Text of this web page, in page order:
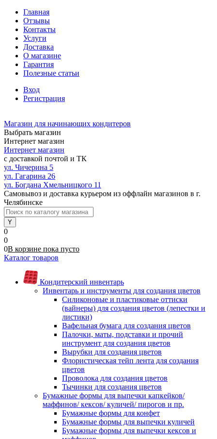
Главная
Отзывы
Контакты
Услуги
Доставка
О магазине
Гарантия
Полезные статьи
Вход
Регистрация
Магазин для начинающих кондитеров
Выбрать магазин
Интернет магазин
Интернет магазин
с доставкой почтой и ТК
ул. Чичерина 5
ул. Гагарина 26
ул. Богдана Хмельницкого 11
Самовывоз и доставка курьером из оффлайн магазинов в г.
Челябинске
0
0
0В корзине пока пусто
Каталог товаров
Кондитерский инвентарь
Инвентарь и инструменты для создания цветов
Силиконовые и пластиковые оттиски
(вайнеры) для создания цветов (лепестки и
листики)
Вафельная бумага для создания цветов
Палочки, маты, подставки и прочий
инструмент для создания цветов
Вырубки для создания цветов
Флористическая тейп лента для создания
цветов
Проволока для создания цветов
Тычинки для создания цветов
Бумажные формы для выпечки капкейков/
маффинов/ кексов/ куличей/ пирогов и пр.
Бумажные формы для конфет
Бумажные формы для выпечки куличей
Бумажные формы для выпечки кексов и